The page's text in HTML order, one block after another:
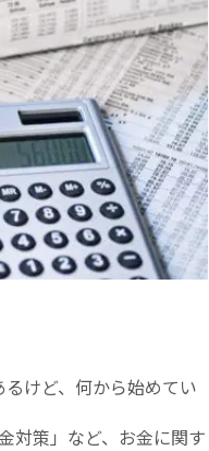
けど、何から始めてい
対策」など、お金に関す